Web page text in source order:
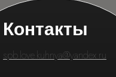
Контакты
spb.love.kuhnya@yandex.ru